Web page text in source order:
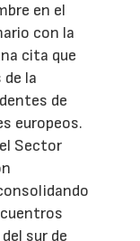
en el
con la
cita que
la
de
europeos.
Sector
sur de